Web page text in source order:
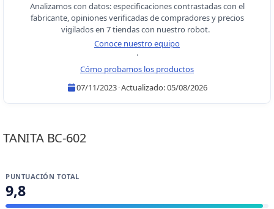
Analizamos con datos: especificaciones contrastadas con el
fabricante, opiniones verificadas de compradores y precios
vigilados en 7 tiendas con nuestro robot.
Conoce nuestro equipo
·
Cómo probamos los productos
07/11/2023·Actualizado:05/08/2026
TANITA BC-602
PUNTUACIÓN TOTAL
9,8